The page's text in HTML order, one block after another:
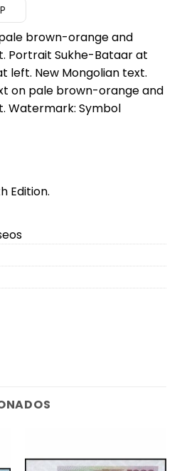
brown-orange and
Portrait Sukhe-Bataar at
left. New Mongolian text.
on pale brown-orange and
Watermark: Symbol
Edition.